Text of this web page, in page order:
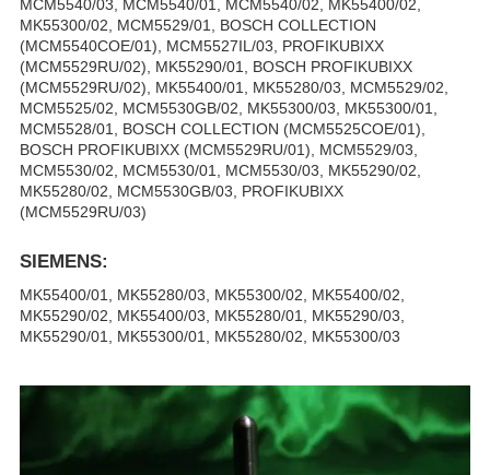
MCM5540/03, MCM5540/01, MCM5540/02, MK55400/02,
MK55300/02, MCM5529/01, BOSCH COLLECTION
(MCM5540COE/01), MCM5527IL/03, PROFIKUBIXX
(MCM5529RU/02), MK55290/01, BOSCH PROFIKUBIXX
(MCM5529RU/02), MK55400/01, MK55280/03, MCM5529/02,
MCM5525/02, MCM5530GB/02, MK55300/03, MK55300/01,
MCM5528/01, BOSCH COLLECTION (MCM5525COE/01),
BOSCH PROFIKUBIXX (MCM5529RU/01), MCM5529/03,
MCM5530/02, MCM5530/01, MCM5530/03, MK55290/02,
MK55280/02, MCM5530GB/03, PROFIKUBIXX
(MCM5529RU/03)
SIEMENS:
MK55400/01, MK55280/03, MK55300/02, MK55400/02,
MK55290/02, MK55400/03, MK55280/01, MK55290/03,
MK55290/01, MK55300/01, MK55280/02, MK55300/03